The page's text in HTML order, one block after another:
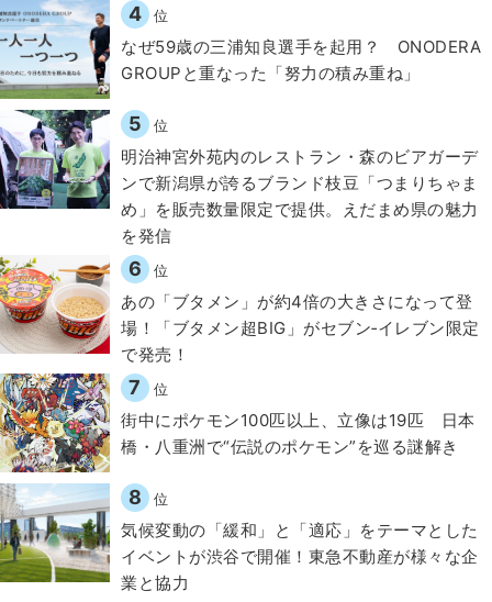
4 位
なぜ59歳の三浦知良選手を起用？ ONODERA
GROUPと重なった「努力の積み重ね」
5 位
明治神宮外苑内のレストラン・森のビアガーデ
ンで新潟県が誇るブランド枝豆「つまりちゃま
め」を販売数量限定で提供。えだまめ県の魅力
を発信
6 位
あの「ブタメン」が約4倍の大きさになって登
場！「ブタメン超BIG」がセブン‐イレブン限定
で発売！
7 位
街中にポケモン100匹以上、立像は19匹 日本
橋・八重洲で“伝説のポケモン”を巡る謎解き
8 位
気候変動の「緩和」と「適応」をテーマとした
イベントが渋谷で開催！東急不動産が様々な企
業と協力